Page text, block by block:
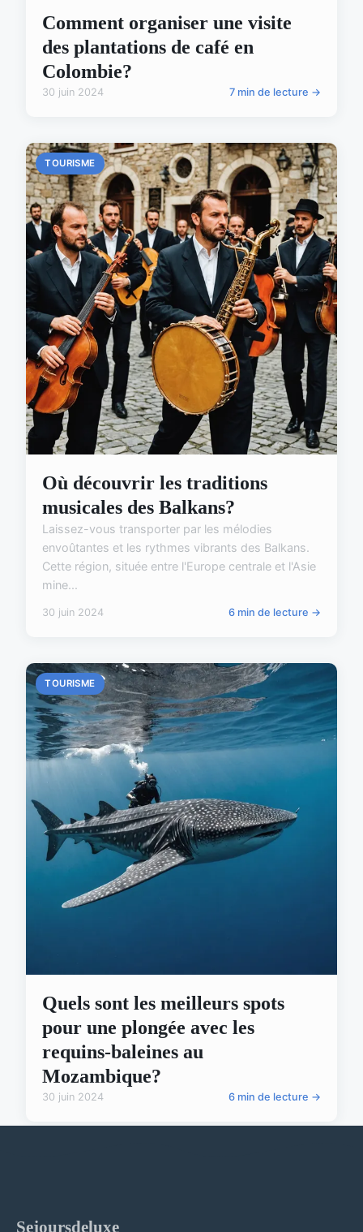
Comment organiser une visite
des plantations de café en
Colombie?
30 juin 2024 7 min de lecture →
TOURISME
Où découvrir les traditions
musicales des Balkans?
Laissez-vous transporter par les mélodies
envoûtantes et les rythmes vibrants des Balkans.
Cette région, située entre l'Europe centrale et l'Asie
mine...
30 juin 2024 6 min de lecture →
TOURISME
Quels sont les meilleurs spots
pour une plongée avec les
requins-baleines au
Mozambique?
30 juin 2024 6 min de lecture →
Sejoursdeluxe